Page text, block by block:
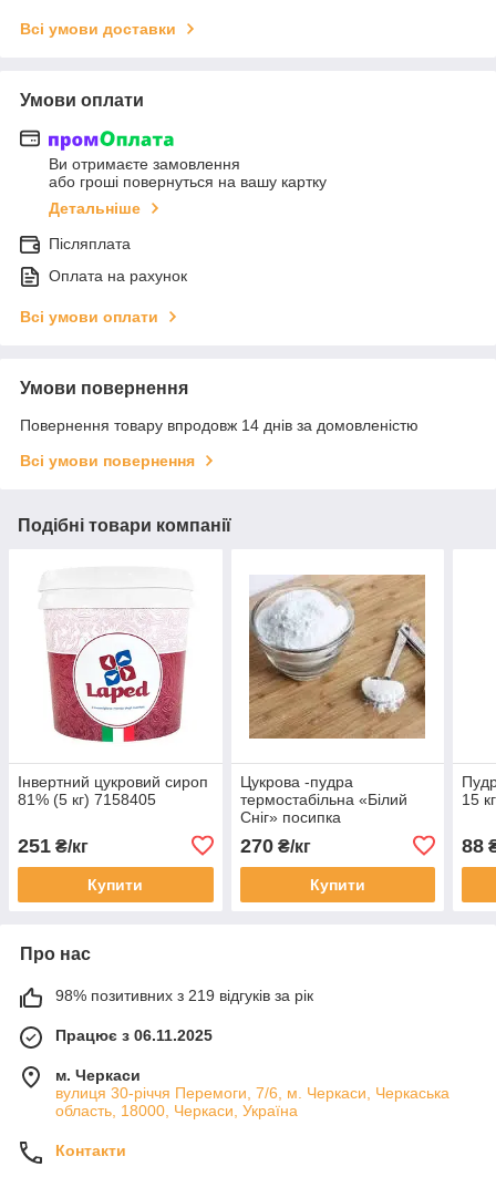
Всі умови доставки
Умови оплати
Ви отримаєте замовлення
або гроші повернуться на вашу картку
Детальніше
Післяплата
Оплата на рахунок
Всі умови оплати
Умови повернення
Повернення товару впродовж 14 днів за домовленістю
Всі умови повернення
Подібні товари компанії
Інвертний цукровий сироп
81% (5 кг) 7158405
251 ₴/кг
Купити
Цукрова -пудра
термостабільна «Білий
Сніг» посипка
270₴/кг
Купити
15 кг
88
Про нас
98% позитивних з 219 відгуків за рік
Працює з 06.11.2025
м. Черкаси
вулиця 30-річчя Перемоги, 7/6, м. Черкаси, Черкаська
область, 18000, Черкаси, Україна
Контакти